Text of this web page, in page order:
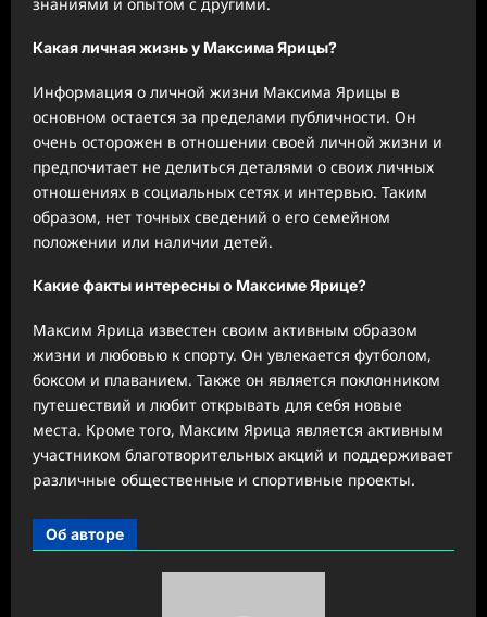
Какая личная жизнь у Максима Ярицы?
Информация о личной жизни Максима Ярицы в
основном остается за пределами публичности. Он
очень осторожен в отношении своей личной жизни и
предпочитает не делиться деталями о своих личных
отношениях в социальных сетях и интервью. Таким
образом, нет точных сведений о его семейном
положении или наличии детей.
Какие факты интересны о Максиме Ярице?
Максим Ярица известен своим активным образом
жизни и любовью к спорту. Он увлекается футболом,
боксом и плаванием. Также он является поклонником
путешествий и любит открывать для себя новые
места. Кроме того, Максим Ярица является активным
участником благотворительных акций и поддерживает
различные общественные и спортивные проекты.
Об авторе